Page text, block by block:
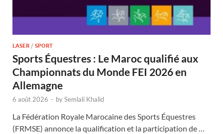
LASER / SPORT
Sports Équestres : Le Maroc qualifié aux
Championnats du Monde FEI 2026 en
Allemagne
6 août 2026 - bySemlali Khalid
La Fédération Royale Marocaine des Sports Équestres
(FRMSE) annonce la qualification et la participation de …